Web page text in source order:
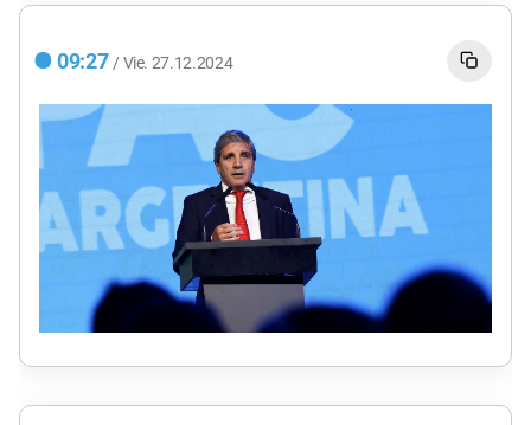
09:27 / Vie. 27.12.2024